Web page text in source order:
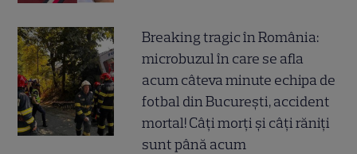
Breaking tragic în România:
microbuzul în care se afla
acum câteva minute echipa de
fotbal din București, accident
mortal! Câți morți și câți răniți
sunt până acum